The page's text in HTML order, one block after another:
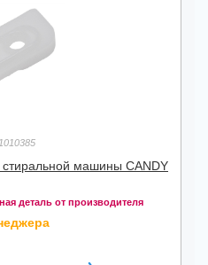
машины CANDY
деталь от производителя